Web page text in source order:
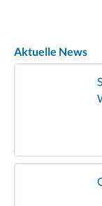
Aktuelle News